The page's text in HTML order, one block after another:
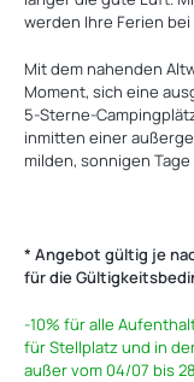
werden Ihre Ferien
Mit dem nahenden
Moment, sich eine
5-Sterne-
inmitten einer
milden, sonnigen
* Angebot gültig je
für die
-10% für alle
für Stellplatz und in
außer vom 04/07 bis